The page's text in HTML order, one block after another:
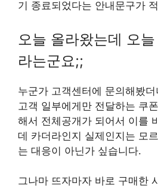
기 종료되었다는 안내문구가
오늘 올라왔는데 오
라는군요;;
누군가 고객센터에 문의해봤
고객 일부에게만 전달하는 쿠
해서 전체공개가 되어서 이를
데 카더라인지 실제인지는 모
는 대응이 아닌가 싶습니다.
그나마 뜨자마자 바로 구매한